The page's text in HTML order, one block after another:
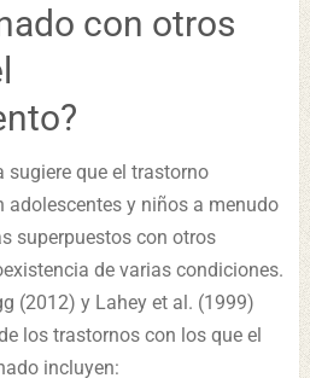
con otros
que el trastorno
adolescentes y niños a menudo
superpuestos con otros
de varias condiciones.
(2012) y Lahey et al. (1999)
los trastornos con los que el
incluyen: